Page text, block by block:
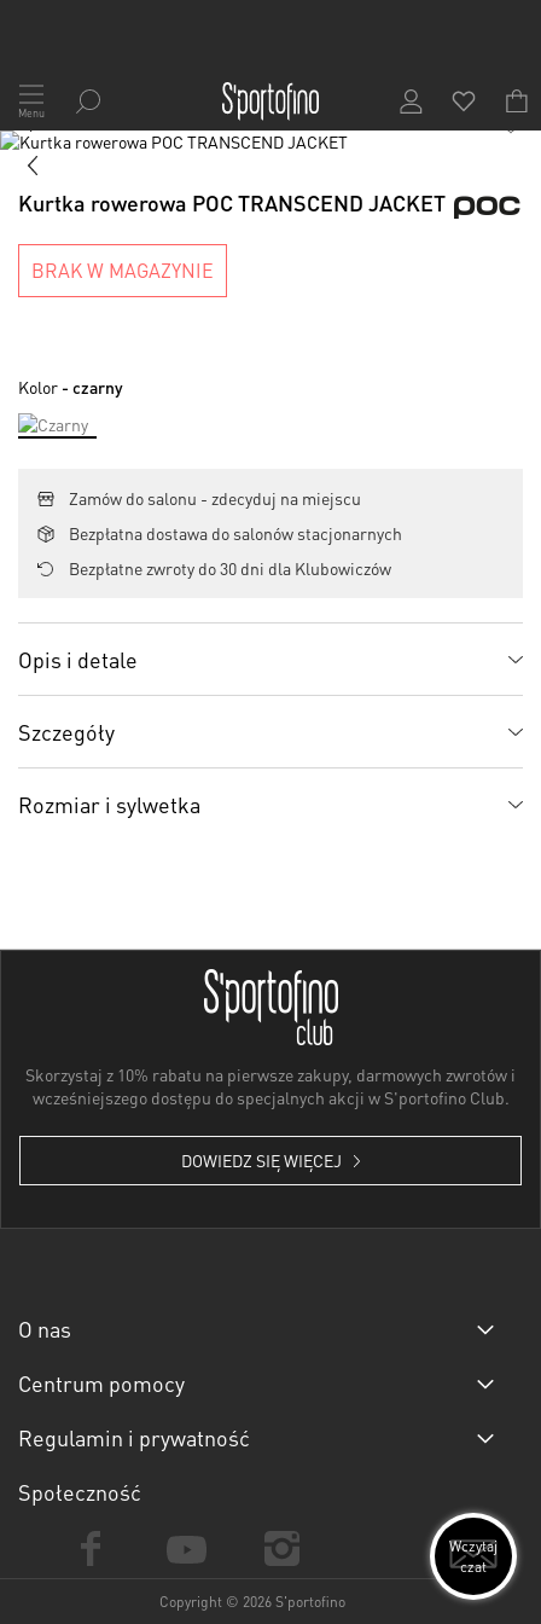
Przejdź
do
treści
Menu
Skip
end
images
gallery
1/7
Skip
the
images
Kurtka rowerowa POC TRANSCEND JACKET
BRAK W MAGAZYNIE
Kolor - czarny
Zamów do salonu - zdecyduj na miejscu
Bezpłatna dostawa do salonów stacjonarnych
Bezpłatne zwroty do 30 dni dla Klubowiczów
Opis i detale
Szczegóły
Rozmiar i sylwetka
Skorzystaj z 10% rabatu na pierwsze zakupy, darmowych zwrotów i
wcześniejszego dostępu do specjalnych akcji w S'portofino Club.
DOWIEDZ SIĘ WIĘCEJ
O nas
Centrum pomocy
Regulamin i prywatność
Społeczność
Copyright © 2026 S'portofino
Wczytaj
czat